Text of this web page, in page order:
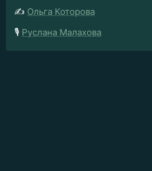
✍️ Ольга Которова
🎙️ Руслана Малахова